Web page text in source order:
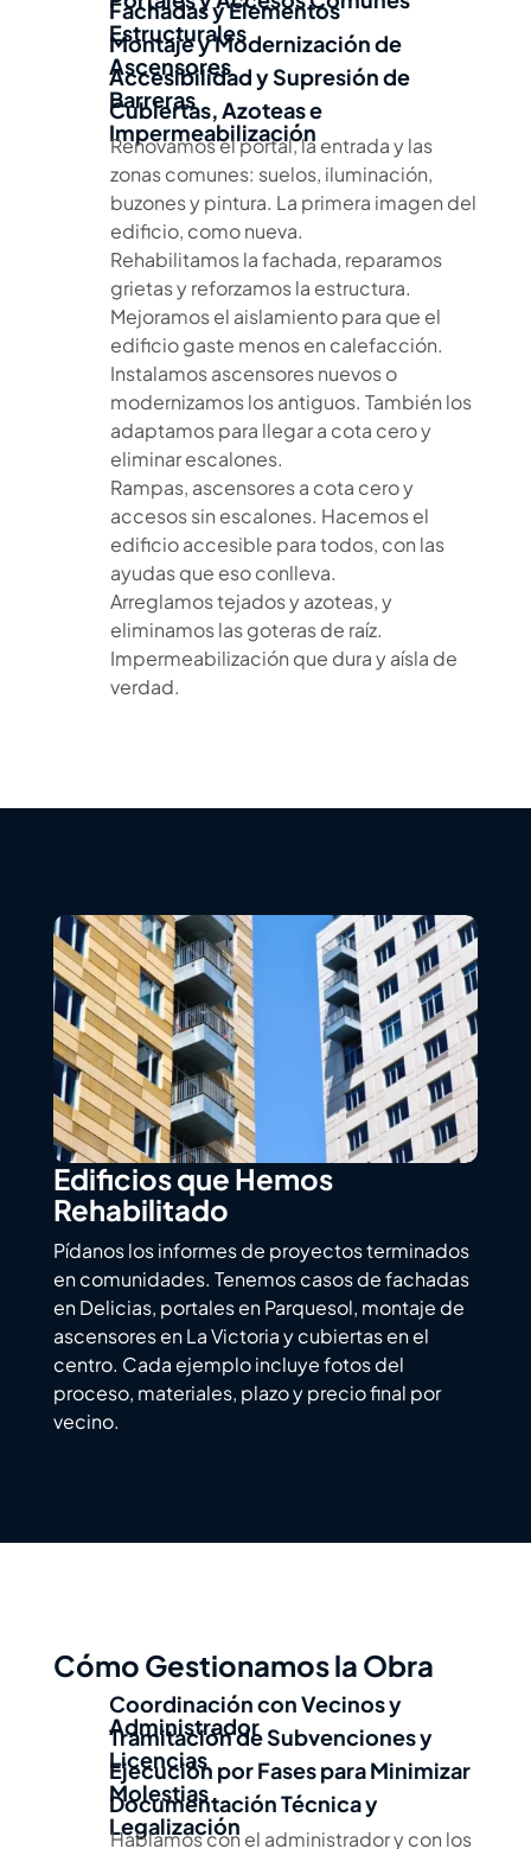
Fachadas y Elementos
Estructurales
Montaje y Modernización de
Ascensores
Accesibilidad y Supresión de
Barreras
Cubiertas, Azoteas e
Impermeabilización
Renovamos el portal, la entrada y las
zonas comunes: suelos, iluminación,
buzones y pintura. La primera imagen del
edificio, como nueva.
Rehabilitamos la fachada, reparamos
grietas y reforzamos la estructura.
Mejoramos el aislamiento para que el
edificio gaste menos en calefacción.
Instalamos ascensores nuevos o
modernizamos los antiguos. También los
adaptamos para llegar a cota cero y
eliminar escalones.
Rampas, ascensores a cota cero y
accesos sin escalones. Hacemos el
edificio accesible para todos, con las
ayudas que eso conlleva.
Arreglamos tejados y azoteas, y
eliminamos las goteras de raíz.
Impermeabilización que dura y aísla de
verdad.
Edificios que Hemos
Rehabilitado
Pídanos los informes de proyectos terminados
en comunidades. Tenemos casos de fachadas
en Delicias, portales en Parquesol, montaje de
ascensores en La Victoria y cubiertas en el
centro. Cada ejemplo incluye fotos del
proceso, materiales, plazo y precio final por
vecino.
Cómo Gestionamos la Obra
Coordinación con Vecinos y
Administrador
Tramitación de Subvenciones y
Licencias
Ejecución por Fases para Minimizar
Molestias
Documentación Técnica y
Legalización
Hablamos con el administrador y con los